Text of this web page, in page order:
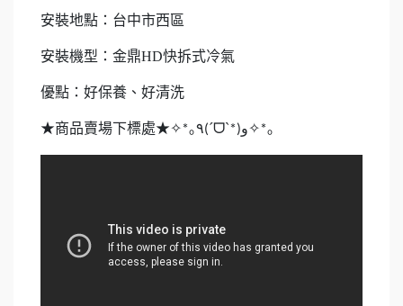
安裝地點：台中市西區
安裝機型：金鼎HD快拆式冷氣
優點：好保養、好清洗
★商品賣場下標處★✧*｡ ٩(ˊᗜˋ *)و✧*｡